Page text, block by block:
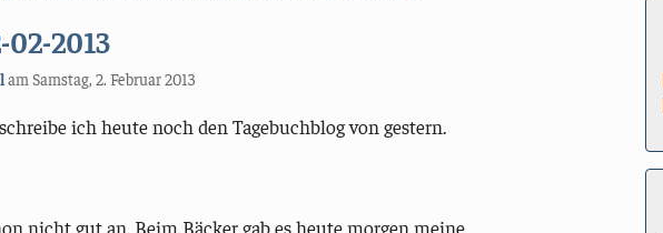
2013
am Samstag, 2. Februar 2013
ich heute noch den Tagebuchblog von gestern.
nicht gut an. Beim Bäcker gab es heute morgen meine